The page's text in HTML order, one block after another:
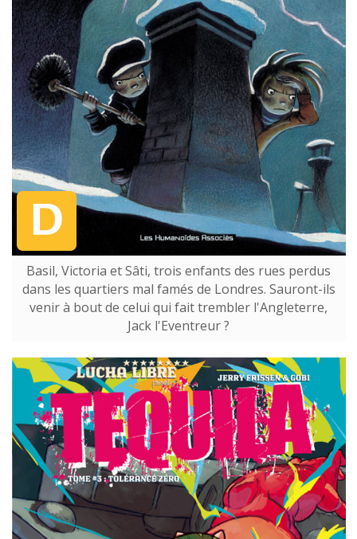
Basil, Victoria et Sâti, trois enfants des rues perdus
dans les quartiers mal famés de Londres. Sauront-ils
venir à bout de celui qui fait trembler l'Angleterre,
Jack l'Eventreur ?